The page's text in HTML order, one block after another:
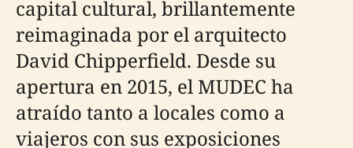
capital cultural, brillantemente
reimaginada por el arquitecto
David Chipperfield. Desde su
apertura en 2015, el MUDEC ha
atraído tanto a locales como a
viajeros con sus exposiciones